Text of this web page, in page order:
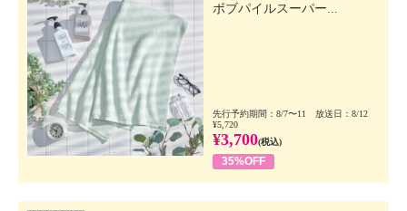
ボブパイルスーパー...
先行予約期間：8/7〜11 放送日：8/12
¥5,720
¥3,700(税込)
35%OFF